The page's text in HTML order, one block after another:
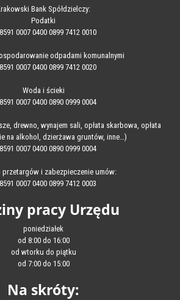
Bank Spółdzielczy:
Podatki
0007 0400 0899 7412 0010
odpadami komunalnymi
0007 0400 0899 7412 0020
Woda i ścieki
0007 0400 0890 0999 0004
drewno, wynajem sali, opłata skarbowa, opłata
na alkohol, dzierżawa gruntów, inne…)
0007 0400 0890 0999 0004
przetargów i zabezpieczenie umów:
0007 0400 0899 7412 0003
pracy Urzędu
poniedziałek
od 8:00 do 16:00
od wtorku do piątku
od 7:00 do 15:00
Na skróty: